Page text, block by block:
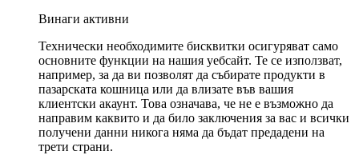
Винаги активни
Технически необходимите бисквитки осигуряват само
основните функции на нашия уебсайт. Те се използват,
например, за да ви позволят да събирате продукти в
пазарската кошница или да влизате във вашия
клиентски акаунт. Това означава, че не е възможно да
направим каквито и да било заключения за вас и всички
получени данни никога няма да бъдат предадени на
трети страни.